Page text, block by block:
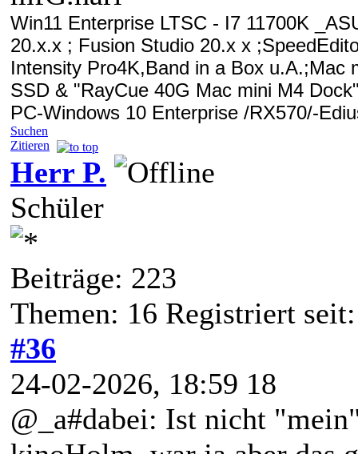
Win11 Enterprise LTSC - I7 11700K
20.x.x ; Fusion Studio 20.x x
Intensity Pro4K,Band in a Box u.A.;Mac
SSD & "RayCue 40G Mac mini M4
PC-Windows 10 Enterprise /RX570/-
Suchen
Zitieren
Herr P.
Schüler
Beiträge: 223
Themen: 16 Registriert
#36
24-02-2026, 18:59 18
@_a#dabei: Ist nicht